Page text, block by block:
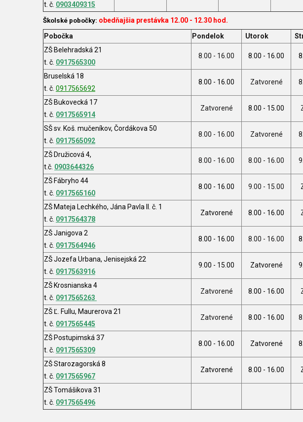
t. č. 0903409315
Školské pobočky: obedňajšia prestávka 12.00 - 12.30 hod.
Pobočka
Pondelok Utorok
ZŠ Belehradská 21
t. č. 0917565300
8.00 - 16.00 8.00 - 16.00
Bruselská 18
t. č. 0917565692
8.00 - 16.00 Zatvorené
ZŠ Bukovecká 17
t. č. 0917565914
Zatvorené 8.00 - 15.00
SŠ sv. Koš. mučeníkov, Čordákova 50
t. č. 0917565092
8.00 - 16.00 Zatvorené
ZŠ Družicová 4,
t.č. 0903644326
8.00 - 16.00 8.00 - 16.00
ZŠ Fábryho 44
t. č. 0917565160
8.00 - 16.00 9.00 - 15.00
ZŠ Mateja Lechkého, Jána Pavla II. č. 1
t. č. 0917564378
Zatvorené 8.00 - 16.00
ZŠ Janigova 2
t. č. 0917564946
8.00 - 16.00 8.00 - 16.00
ZŠ Jozefa Urbana, Jenisejská 22
t. č. 0917563916
9.00 - 15.00 Zatvorené
ZŠ Krosnianska 4
t. č. 0917565263
Zatvorené 8.00 - 16.00
ZŠ Ľ. Fullu, Maurerova 21
t. č. 0917565445
Zatvorené 8.00 - 16.00
ZŠ Postupimská 37
t. č. 0917565309
8.00 - 16.00 Zatvorené
ZŠ Starozagorská 8
t. č. 0917565967
Zatvorené 8.00 - 16.00
ZŠ Tomášikova 31
t. č. 0917565496